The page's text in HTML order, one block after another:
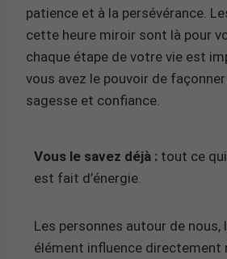
patience et à la persévérance.
cette heure miroir sont là pour
chaque étape de votre vie est
vous avez le pouvoir de
sagesse et confiance.
Vous le savez déjà : tout ce
est fait d’énergie.
Les personnes autour de nous,
élément influence directement